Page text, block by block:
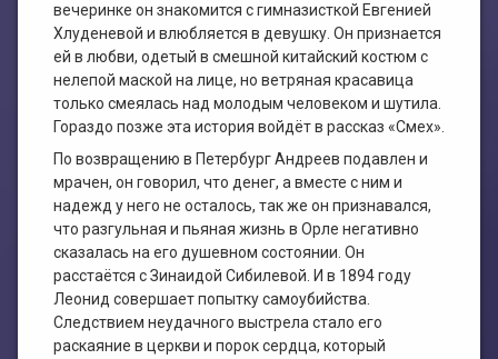
вечеринке он знакомится с гимназисткой Евгенией
Хлуденевой и влюбляется в девушку. Он признается
ей в любви, одетый в смешной китайский костюм с
нелепой маской на лице, но ветряная красавица
только смеялась над молодым человеком и шутила.
Гораздо позже эта история войдёт в рассказ «Смех».
По возвращению в Петербург Андреев подавлен и
мрачен, он говорил, что денег, а вместе с ним и
надежд у него не осталось, так же он признавался,
что разгульная и пьяная жизнь в Орле негативно
сказалась на его душевном состоянии. Он
расстаётся с Зинаидой Сибилевой. И в 1894 году
Леонид совершает попытку самоубийства.
Следствием неудачного выстрела стало его
раскаяние в церкви и порок сердца, который